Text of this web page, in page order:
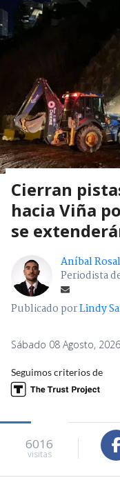
Cierran
hacia Viña
se
Aníbal
Periodista
Publicado porLindy
Sábado 08 Agosto,
Seguimos criterios de
6016
visitas